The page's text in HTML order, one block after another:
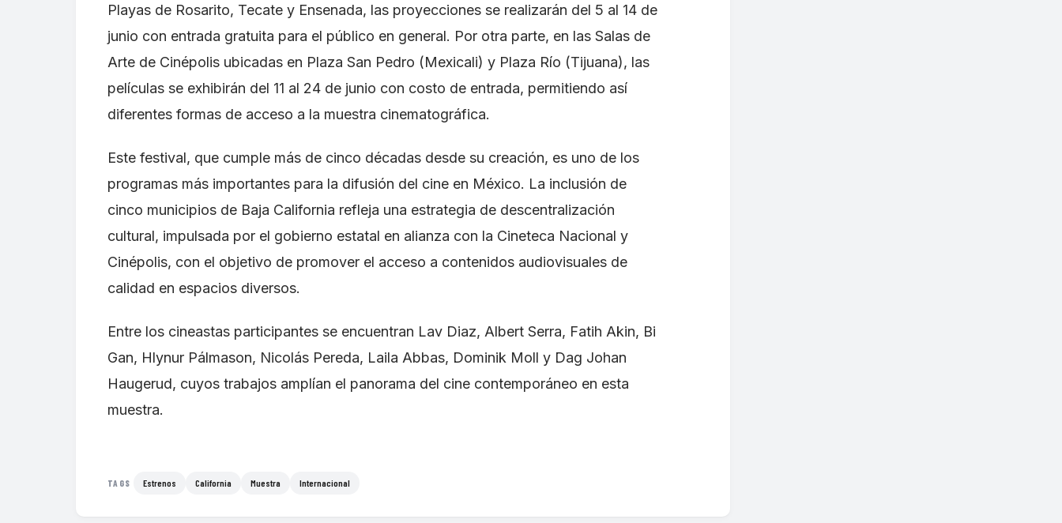
Playas de Rosarito, Tecate y Ensenada, las proyecciones se realizarán del 5 al 14 de
junio con entrada gratuita para el público en general. Por otra parte, en las Salas de
Arte de Cinépolis ubicadas en Plaza San Pedro (Mexicali) y Plaza Río (Tijuana), las
películas se exhibirán del 11 al 24 de junio con costo de entrada, permitiendo así
diferentes formas de acceso a la muestra cinematográfica.
Este festival, que cumple más de cinco décadas desde su creación, es uno de los
programas más importantes para la difusión del cine en México. La inclusión de
cinco municipios de Baja California refleja una estrategia de descentralización
cultural, impulsada por el gobierno estatal en alianza con la Cineteca Nacional y
Cinépolis, con el objetivo de promover el acceso a contenidos audiovisuales de
calidad en espacios diversos.
Entre los cineastas participantes se encuentran Lav Diaz, Albert Serra, Fatih Akin, Bi
Gan, Hlynur Pálmason, Nicolás Pereda, Laila Abbas, Dominik Moll y Dag Johan
Haugerud, cuyos trabajos amplían el panorama del cine contemporáneo en esta
muestra.
TAGS Estrenos California Muestra Internacional